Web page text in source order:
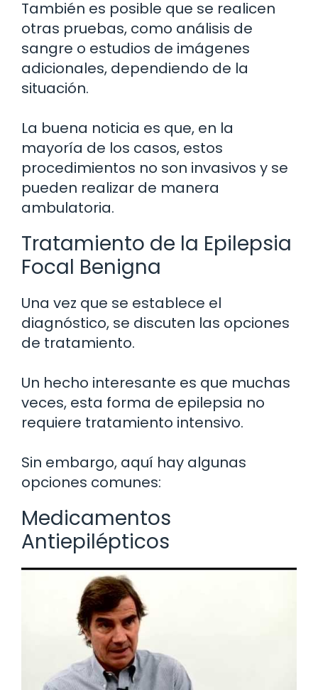
También es posible que se realicen
otras pruebas, como análisis de
sangre o estudios de imágenes
adicionales, dependiendo de la
situación.
La buena noticia es que, en la
mayoría de los casos, estos
procedimientos no son invasivos y se
pueden realizar de manera
ambulatoria.
Tratamiento de la Epilepsia
Focal Benigna
Una vez que se establece el
diagnóstico, se discuten las opciones
de tratamiento.
Un hecho interesante es que muchas
veces, esta forma de epilepsia no
requiere tratamiento intensivo.
Sin embargo, aquí hay algunas
opciones comunes:
Medicamentos
Antiepilépticos